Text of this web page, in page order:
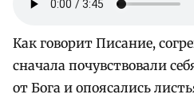
Как говорит Писание,
сначала почувствовали
от Бога и опоясались